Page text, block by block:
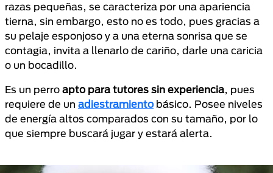
razas pequeñas, se caracteriza por una apariencia
tierna, sin embargo, esto no es todo, pues gracias a
su pelaje esponjoso y a una eterna sonrisa que se
contagia, invita a llenarlo de cariño, darle una caricia
o un bocadillo.
Es un perro apto para tutores sin experiencia, pues
requiere de un adiestramiento básico. Posee niveles
de energía altos comparados con su tamaño, por lo
que siempre buscará jugar y estará alerta.